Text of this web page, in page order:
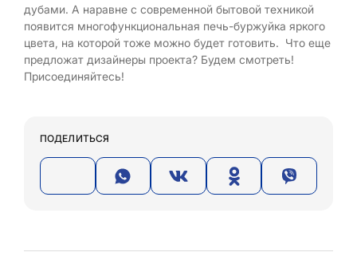
дубами. А наравне с современной бытовой техникой
появится многофункциональная печь-буржуйка яркого
цвета, на которой тоже можно будет готовить. Что еще
предложат дизайнеры проекта? Будем смотреть!
Присоединяйтесь!
ПОДЕЛИТЬСЯ